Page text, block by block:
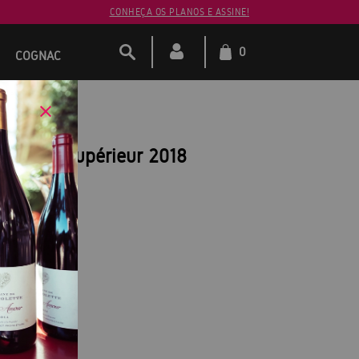
CONHEÇA OS PLANOS E ASSINE!
COGNAC 0
Supérieur 2018
Supérieur